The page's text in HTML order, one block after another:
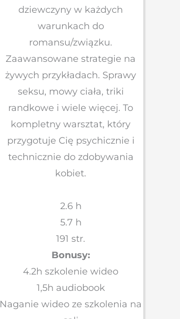
dziewczyny w każdych
warunkach do
romansu/związku.
Zaawansowane strategie na
żywych przykładach. Sprawy
seksu, mowy ciała, triki
randkowe i wiele więcej. To
kompletny warsztat, który
przygotuje Cię psychicznie i
technicznie do zdobywania
kobiet.
2.6 h
5.7 h
191 str.
Bonusy:
4.2h szkolenie wideo
1,5h audiobook
Naganie wideo ze szkolenia na